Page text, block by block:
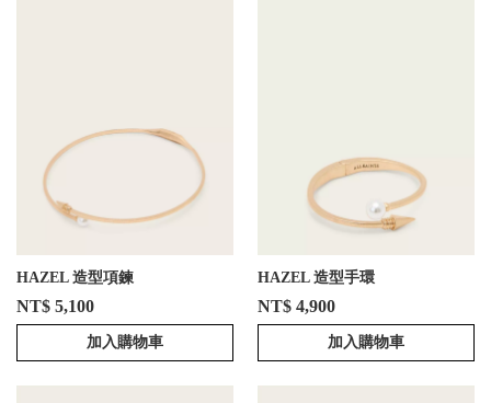
HAZEL 造型項鍊
NT$ 5,100
加入購物車
HAZEL 造型手環
NT$ 4,900
加入購物車